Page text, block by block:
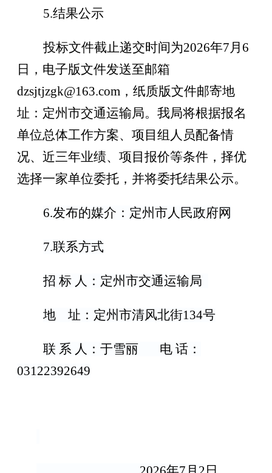
5.结果公示
投标文件截止递交时间为2026年7月 6
日， 电子版文件发送至邮箱
dzsjtjzgk@163.com ，纸质版文件邮寄地
址：定州市交通运输局。我局将根据报名
单位总体工作方案、项目组人员配备情
况、近三年业绩、项目报价等条件，择优
选择一家单位委托，并将委托结果公示。
6.发布的媒介： 定州市人民政府网
7.联系方式
招 标 人：定州市交通运输局
地 址：定州市清风北街134号
联 系 人： 于雪丽 电 话：
03122392649